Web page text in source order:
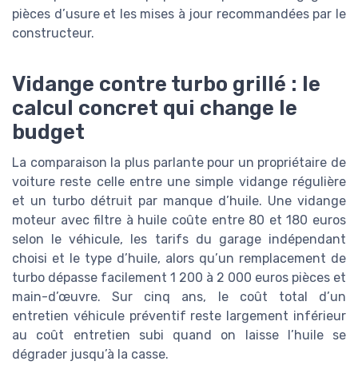
pièces d’usure et les mises à jour recommandées par le
constructeur.
Vidange contre turbo grillé : le
calcul concret qui change le
budget
La comparaison la plus parlante pour un propriétaire de
voiture reste celle entre une simple vidange régulière
et un turbo détruit par manque d’huile. Une vidange
moteur avec filtre à huile coûte entre 80 et 180 euros
selon le véhicule, les tarifs du garage indépendant
choisi et le type d’huile, alors qu’un remplacement de
turbo dépasse facilement 1 200 à 2 000 euros pièces et
main-d’œuvre. Sur cinq ans, le coût total d’un
entretien véhicule préventif reste largement inférieur
au coût entretien subi quand on laisse l’huile se
dégrader jusqu’à la casse.